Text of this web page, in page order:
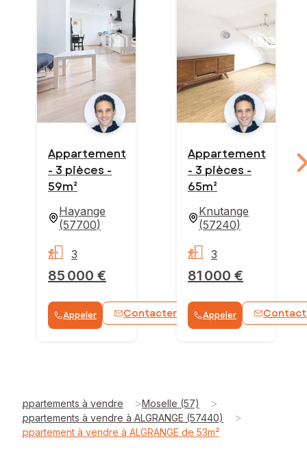
Appartement
- 3 pièces -
59m²
Hayange
(57700)
85 000 €
3
Appeler Contacter WhatsApp
Appartement
- 3 pièces -
65m²
Knutange
(57240)
81 000 €
3
Appeler
Appartements à vendre >Moselle (57) >
Appartements à vendre à ALGRANGE (57440) >
Appartement à vendre à ALGRANGE de 53m²